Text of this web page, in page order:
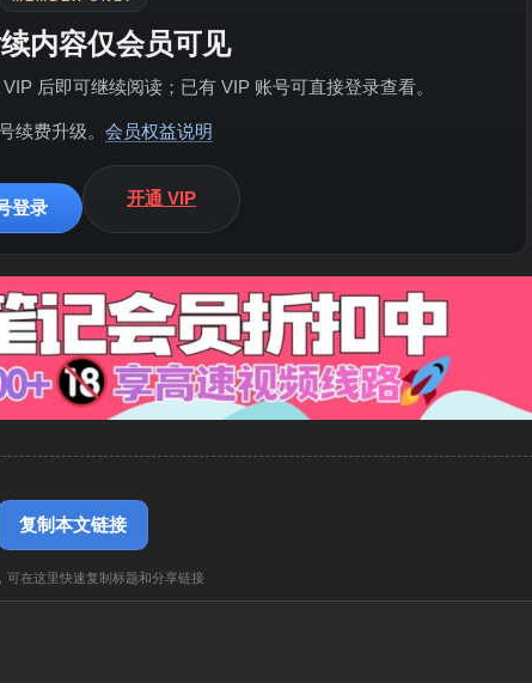
内容仅会员可见
后即可继续阅读；已有 VIP 账号可直接登录查看。
续费升级。 会员权益说明
登录 开通 VIP
复制本文链接
可在这里快速复制标题和分享链接